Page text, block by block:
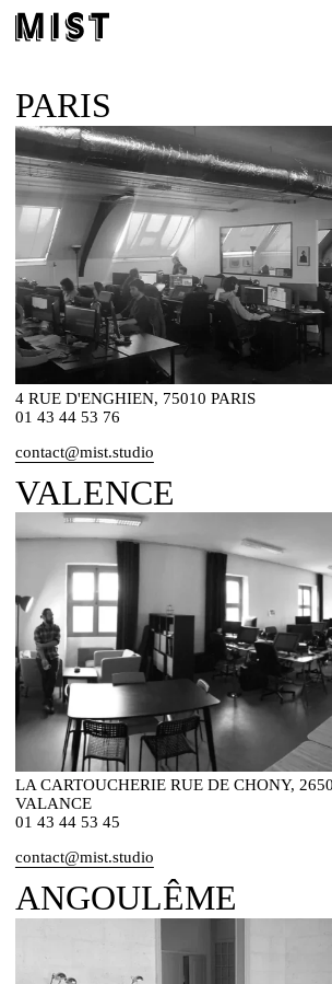
PARIS
4 RUE D'ENGHIEN, 75010 PARIS
01 43 44 53 76
contact@mist.studio
VALENCE
LA CARTOUCHERIE RUE DE CHONY,
VALANCE
01 43 44 53 45
contact@mist.studio
ANGOULÊME